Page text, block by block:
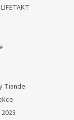
Tiande